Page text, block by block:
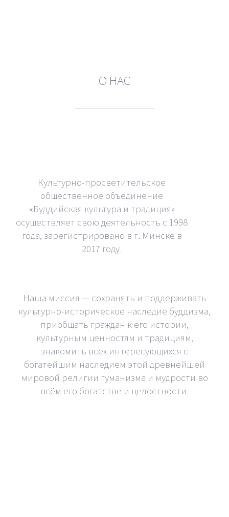
О НАС
Культурно-просветительское
общественное объединение
«Буддийская культура и традиция»
осуществляет свою деятельность с 1998
года, зарегистрировано в г. Минске в
2017 году.
Наша миссия — сохранять и поддерживать
культурно-историческое наследие буддизма,
приобщать граждан к его истории,
культурным ценностям и традициям,
знакомить всех интересующихся с
богатейшим наследием этой древнейшей
мировой религии гуманизма и мудрости во
всём его богатстве и целостности.